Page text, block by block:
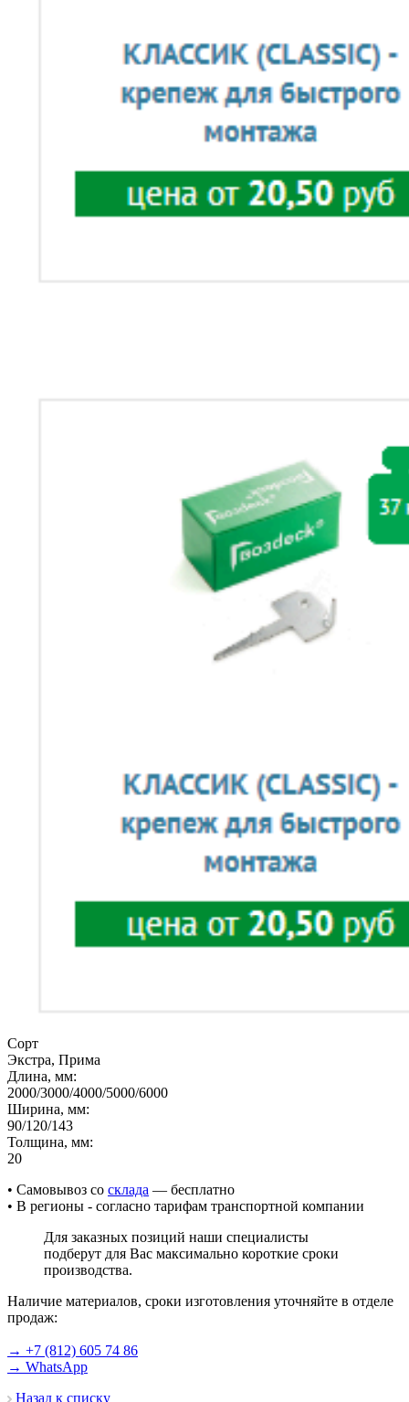
Сорт
Экстра, Прима
Длина, мм:
2000/3000/4000/5000/6000
Ширина, мм:
90/120/143
Толщина, мм:
20
• Cамовывоз со склада — бесплатно
• В регионы - согласно тарифам транспортной компании
Для заказных позиций наши специалисты
подберут для Вас максимально короткие сроки
производства.
Наличие материалов, сроки изготовления уточняйте в отделе
продаж:
→ +7 (812) 605 74 86
→ WhatsApp
Назад к списку